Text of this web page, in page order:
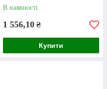
В наявності
1 556,10 ₴
Купити